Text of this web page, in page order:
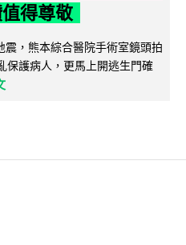
得尊敬
，熊本綜合醫院手術室鏡頭拍
保護病人，更馬上開逃生門確